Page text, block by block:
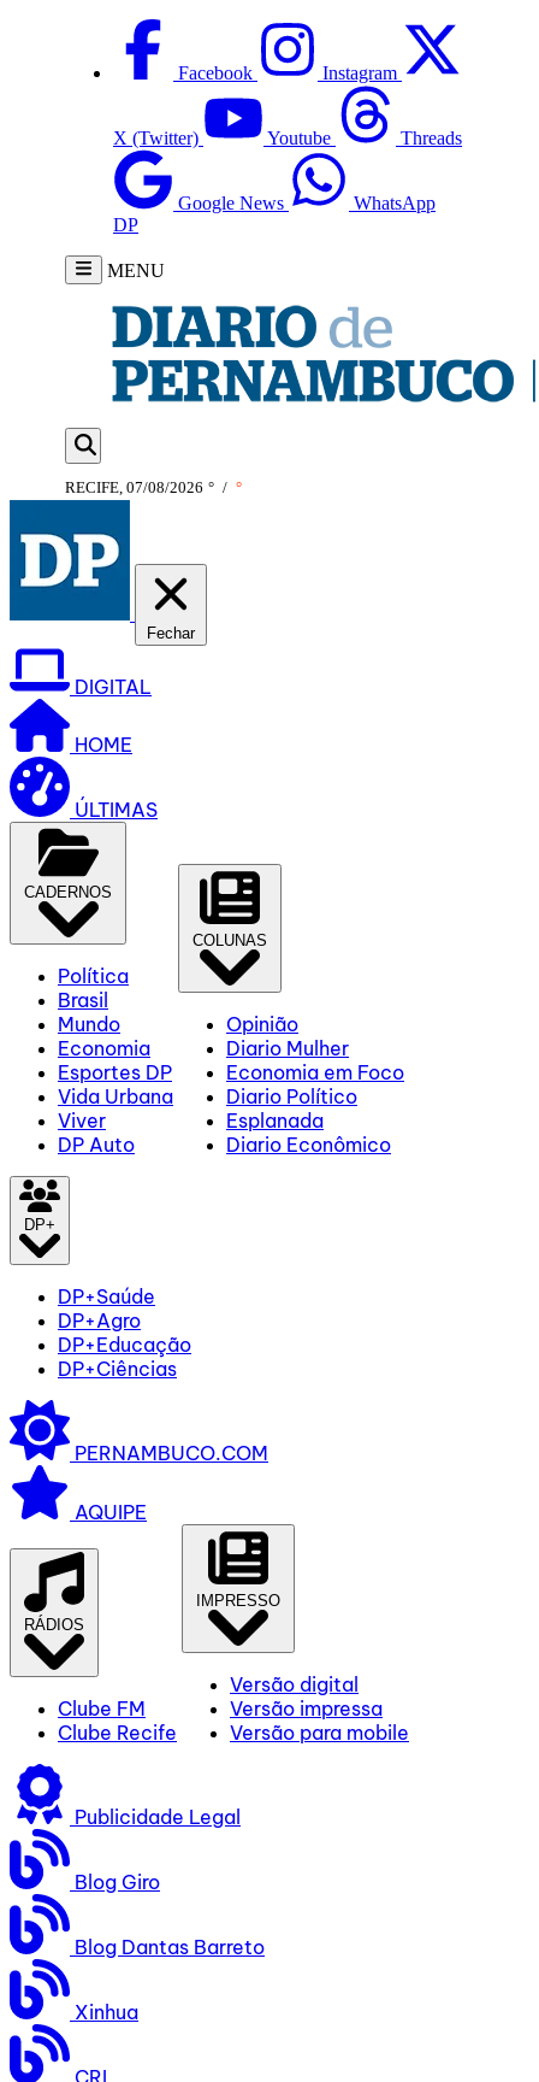
Facebook Instagram
X (Twitter) Youtube Threads
Google News
WhatsApp
DP
MENU
RECIFE, 07/08/2026 ° / °
Fechar
DIGITAL
HOME
ÚLTIMAS
CADERNOS
Política
Brasil
Mundo
Economia
Esportes DP
Vida Urbana
Viver
DP Auto
COLUNAS
Opinião
Diario Mulher
Economia em Foco
Diario Político
Esplanada
Diario Econômico
DP+
DP+Saúde
DP+Agro
DP+Educação
DP+Ciências
PERNAMBUCO.COM
AQUIPE
RÁDIOS
Clube FM
Clube Recife
IMPRESSO
Versão digital
Versão impressa
Versão para mobile
Publicidade Legal
Blog Giro
Blog Dantas Barreto
Xinhua
CRI